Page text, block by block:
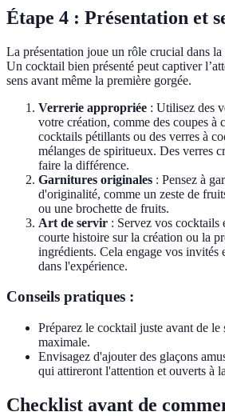
Étape 4 : Présentation et
La présentation joue un rôle crucial dans
Un cocktail bien présenté peut captiver
sens avant même la première gorgée.
Verrerie appropriée : Utilisez des
votre création, comme des coupes à
cocktails pétillants ou des verres à
mélanges de spiritueux. Des verres
faire la différence.
Garnitures originales : Pensez à
d'originalité, comme un zeste de
ou une brochette de fruits.
Art de servir : Servez vos cocktails
courte histoire sur la création ou la
ingrédients. Cela engage vos invités
dans l'expérience.
Conseils pratiques :
Préparez le cocktail juste avant de
maximale.
Envisagez d'ajouter des glaçons
qui attireront l'attention et ouverts à
Checklist avant de